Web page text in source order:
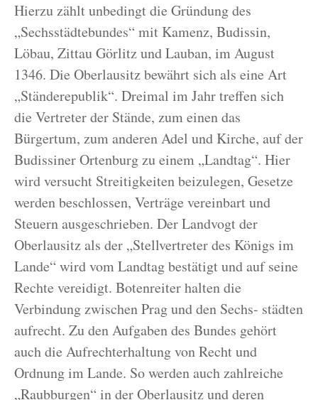
Hierzu zählt unbedingt die Gründung des
„Sechsstädtebundes“ mit Kamenz, Budissin,
Löbau, Zittau Görlitz und Lauban, im August
1346. Die Oberlausitz bewährt sich als eine Art
„Ständerepublik“. Dreimal im Jahr treffen sich
die Vertreter der Stände, zum einen das
Bürgertum, zum anderen Adel und Kirche, auf der
Budissiner Ortenburg zu einem „Landtag“. Hier
wird versucht Streitigkeiten beizulegen, Gesetze
werden beschlossen, Verträge vereinbart und
Steuern ausgeschrieben. Der Landvogt der
Oberlausitz als der „Stellvertreter des Königs im
Lande“ wird vom Landtag bestätigt und auf seine
Rechte vereidigt. Botenreiter halten die
Verbindung zwischen Prag und den Sechs- städten
aufrecht. Zu den Aufgaben des Bundes gehört
auch die Aufrechterhaltung von Recht und
Ordnung im Lande. So werden auch zahlreiche
„Raubburgen“ in der Oberlausitz und deren